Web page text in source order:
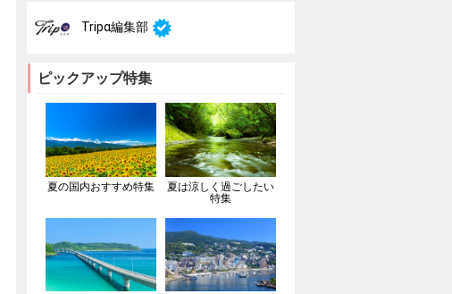
Tripα編集部
ピックアップ特集
夏の国内おすすめ特集
夏は涼しく過ごしたい
特集